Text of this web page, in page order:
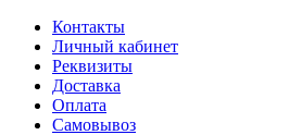
Контакты
Личный кабинет
Реквизиты
Доставка
Оплата
Самовывоз